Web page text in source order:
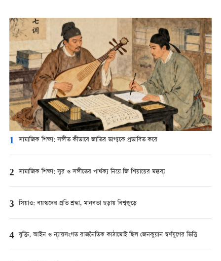
1 সামাজিক শিক্ষা: সঙ্গীত কীভাবে জাতির ভাগ্যকে প্রভাবিত করে
2 সামাজিক শিক্ষা: সুর ও সঙ্গীতের পার্থক্য নিয়ে জি শিয়ায়ের মন্তব্য
3 সিয়াও: বয়স্কদের প্রতি শ্রদ্ধা, মানবতা ছড়ায় বিশ্বজুড়ে
4 যুক্তি, আইন ও ন্যায়সংগত রাজনৈতিক কাঠামোই ছিল জেনকুয়ান স্বর্ণযুগের ভিত্তি